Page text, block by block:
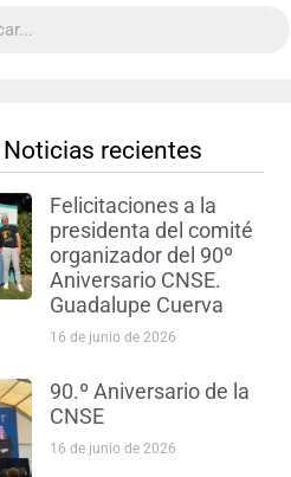
Noticias recientes
Felicitaciones a la
presidenta del comité
organizador del 90º
Aniversario CNSE.
Guadalupe Cuerva
16 de junio de 2026
90.º Aniversario de la
CNSE
16 de junio de 2026